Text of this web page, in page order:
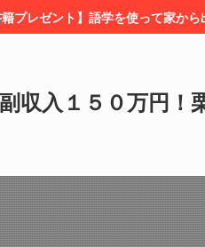
プレゼント】語学を使って家か
収入１５０万円！